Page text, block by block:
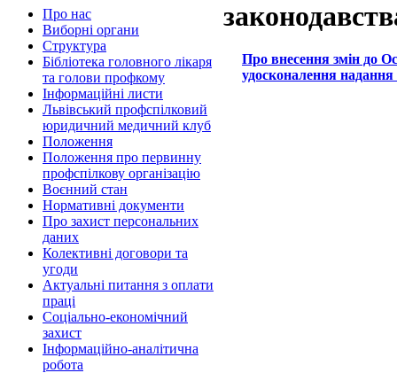
Про нас
Виборні органи
Структура
Бібліотека головного лікаря
та голови профкому
Інформаційні листи
Львівський профспілковий
юридичний медичний клуб
Положення
Положення про первинну
профспілкову організацію
Воєнний стан
Нормативні документи
Про захист персональних
даних
Колективні договори та
угоди
Актуальні питання з оплати
праці
Соціально-економічний
захист
Інформаційно-аналітична
робота
Про внесення змін до
удосконалення